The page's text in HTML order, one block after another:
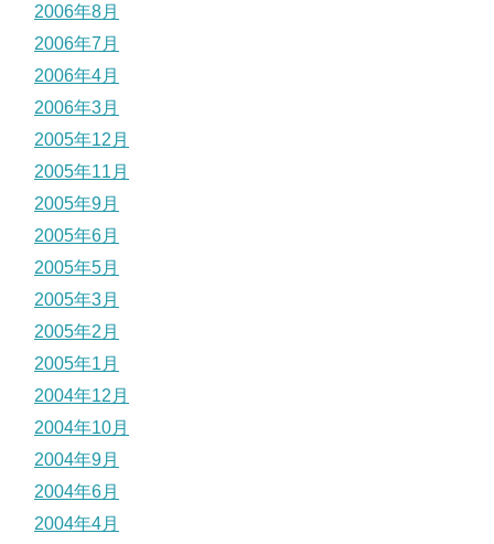
2006年8月
2006年7月
2006年4月
2006年3月
2005年12月
2005年11月
2005年9月
2005年6月
2005年5月
2005年3月
2005年2月
2005年1月
2004年12月
2004年10月
2004年9月
2004年6月
2004年4月